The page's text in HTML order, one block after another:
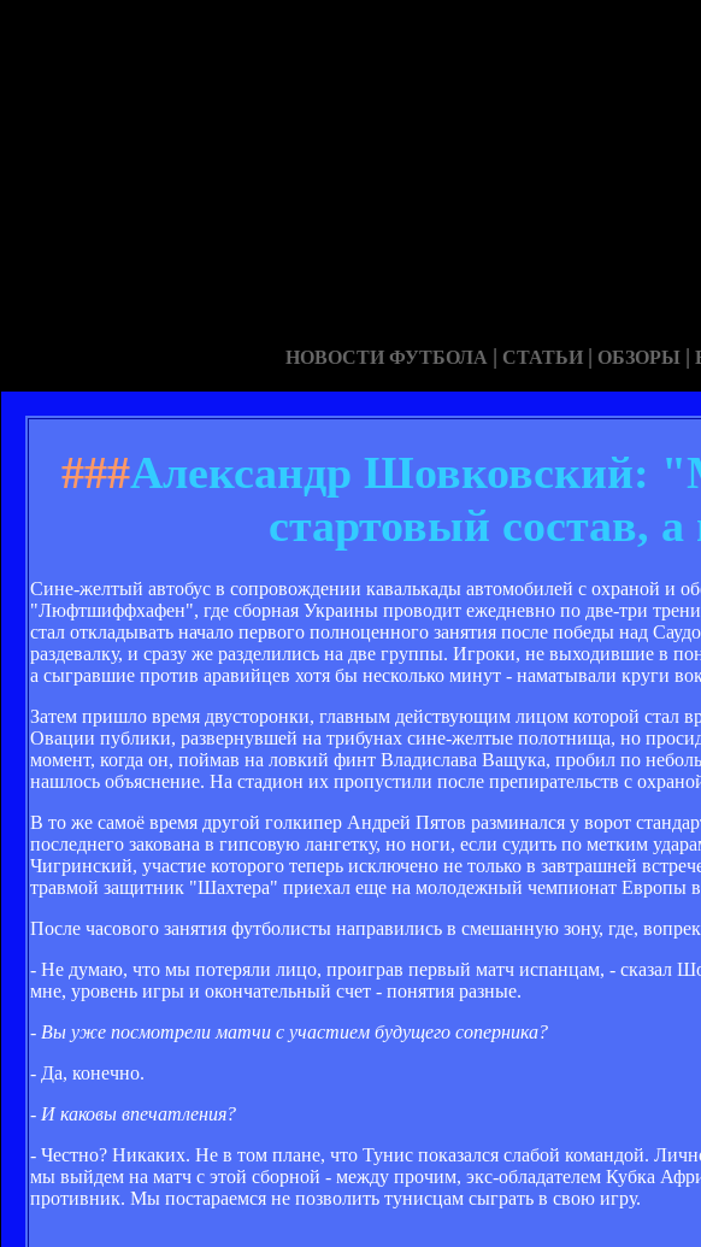
НОВОСТИ ФУТБОЛА | СТАТЬИ | ОБЗОРЫ |
###Александр Шовковский:
стартовый состав,
Сине-желтый автобус в сопровождении кавалькады автомобилей с охраной и
"Люфтшиффхафен", где сборная Украины проводит ежедневно по две-три
стал откладывать начало первого полноценного занятия после победы над
раздевалку, и сразу же разделились на две группы. Игроки, не выходившие в
а сыгравшие против аравийцев хотя бы несколько минут - наматывали круги
Затем пришло время двусторонки, главным действующим лицом которой стал
Овации публики, развернувшей на трибунах сине-желтые полотнища, но
момент, когда он, поймав на ловкий финт Владислава Ващука, пробил по
нашлось объяснение. На стадион их пропустили после препирательств с
В то же самоё время другой голкипер Андрей Пятов разминался у ворот
последнего закована в гипсовую лангетку, но ноги, если судить по метким
Чигринский, участие которого теперь исключено не только в завтрашней
травмой защитник "Шахтера" приехал еще на молодежный чемпионат Европы в
После часового занятия футболисты направились в смешанную зону, где,
- Не думаю, что мы потеряли лицо, проиграв первый матч испанцам, - сказал
мне, уровень игры и окончательный счет - понятия разные.
- Вы уже посмотрели матчи с участием будущего соперника?
- Да, конечно.
- И каковы впечатления?
- Честно? Никаких. Не в том плане, что Тунис показался слабой командой.
мы выйдем на матч с этой сборной - между прочим, экс-обладателем Кубка
противник. Мы постараемся не позволить тунисцам сыграть в свою игру.